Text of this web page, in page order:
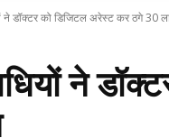
ने डॉक्टर को डिजिटल अरेस्ट कर ठगे 30
ने